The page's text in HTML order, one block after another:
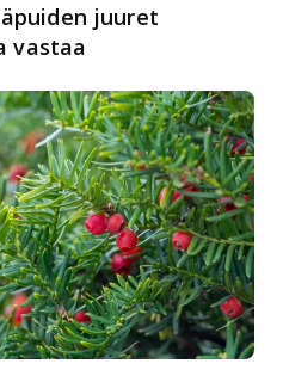
juuret
vastaa